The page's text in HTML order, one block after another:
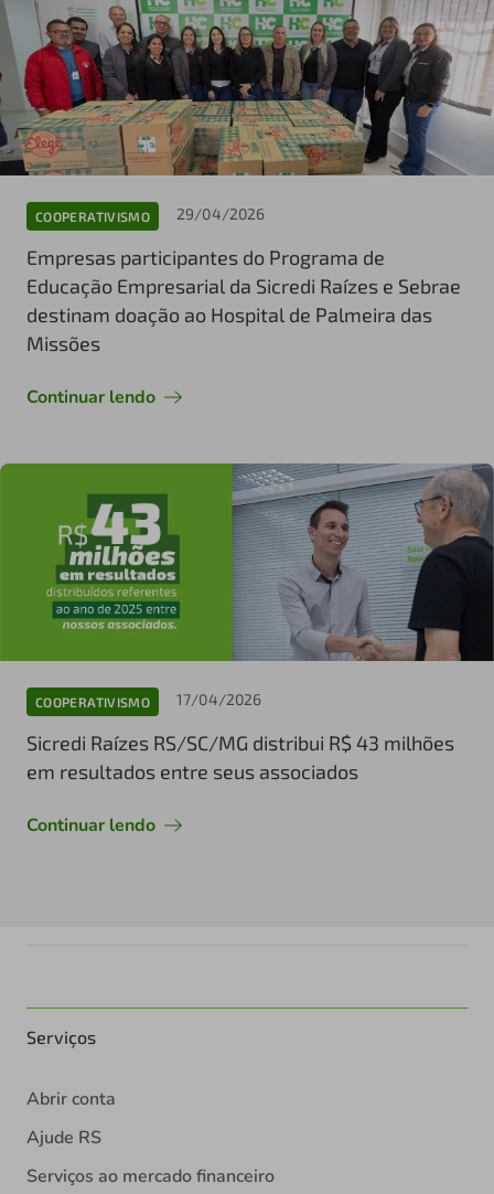
COOPERATIVISMO 29/04/2026
Empresas participantes do Programa de
Educação Empresarial da Sicredi Raízes e Sebrae
destinam doação ao Hospital de Palmeira das
Missões
Continuar lendo
COOPERATIVISMO 17/04/2026
Sicredi Raízes RS/SC/MG distribui R$ 43 milhões
em resultados entre seus associados
Continuar lendo
Serviços
Abrir conta
Ajude RS
Serviços ao mercado financeiro